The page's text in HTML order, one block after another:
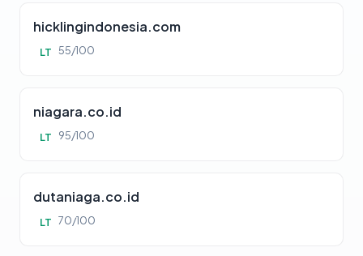
hicklingindonesia.com
LT 55/100
niagara.co.id
LT 95/100
dutaniaga.co.id
LT 70/100